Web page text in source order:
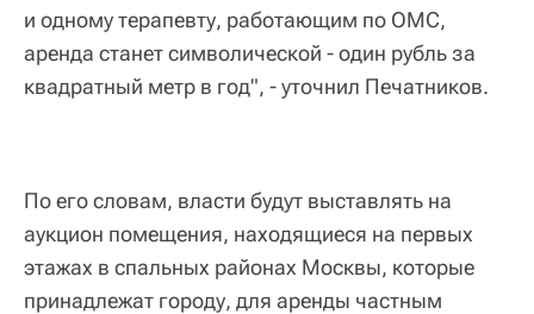
и одному терапевту, работающим по ОМС,
аренда станет символической - один рубль за
квадратный метр в год", - уточнил Печатников.
По его словам, власти будут выставлять на
аукцион помещения, находящиеся на первых
этажах в спальных районах Москвы, которые
принадлежат городу, для аренды частным